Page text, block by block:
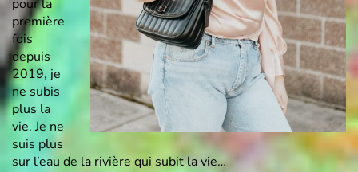
pour la
première
fois
depuis
2019, je
ne subis
plus la
vie. Je ne
suis plus
sur l’eau de la rivière qui subit la vie…